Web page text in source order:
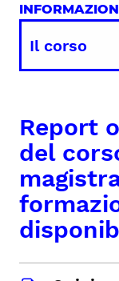
Report
del